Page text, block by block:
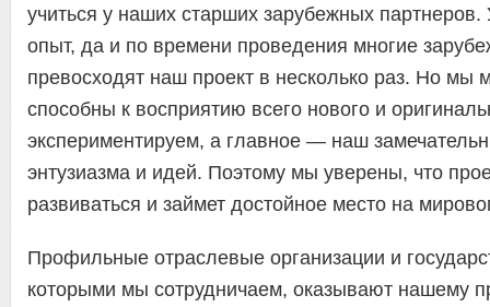
учиться у наших старших зарубежных
опыт, да и по времени проведения многие
превосходят наш проект в несколько раз. Но
способны к восприятию всего нового и
экспериментируем, а главное — наш
энтузиазма и идей. Поэтому мы уверены, что
развиваться и займет достойное место на
Профильные отраслевые организации и
которыми мы сотрудничаем, оказывают нашему